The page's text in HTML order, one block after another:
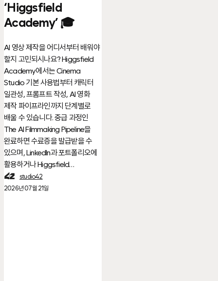
Academy’
🎓
‘Higgsfield
Academy’ 🎓
AI 영상 제작을 어디서부터 배워야
할지 고민되시나요? Higgsfield
Academy에서는 Cinema
Studio 기본 사용법부터 캐릭터
일관성, 프롬프트 작성, AI 영화
제작 파이프라인까지 단계별로
배울 수 있습니다. 중급 과정인
The AI Filmmaking Pipeline을
완료하면 수료증을 발급받을 수
있으며, LinkedIn과 포트폴리오에
활용하거나 Higgsfield…
studio42
2026년 07월 21일